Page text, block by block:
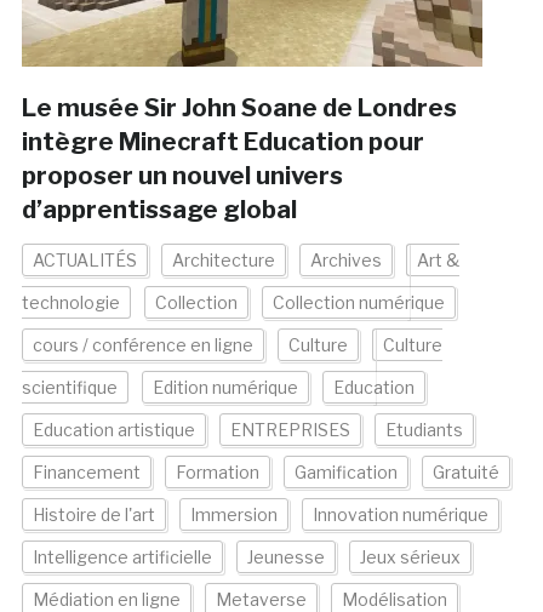
Le musée Sir John Soane de Londres
intègre Minecraft Education pour
proposer un nouvel univers
d’apprentissage global
ACTUALITÉS Architecture Archives Art &
technologie Collection Collection numérique
cours / conférence en ligne Culture Culture
scientifique Edition numérique Education
Education artistique ENTREPRISES Etudiants
Financement Formation Gamification Gratuité
Histoire de l'art Immersion Innovation numérique
Intelligence artificielle Jeunesse Jeux sérieux
Médiation en ligne Metaverse Modélisation